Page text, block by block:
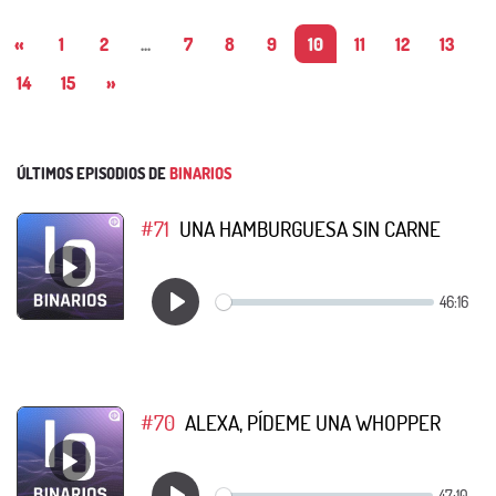
« 1 2 ... 7 8 9 10 11 12
13
14
15 »
ÚLTIMOS EPISODIOS DEBINARIOS
#71 UNA HAMBURGUESA SIN CARNE
#70 ALEXA, PÍDEME UNA WHOPPER